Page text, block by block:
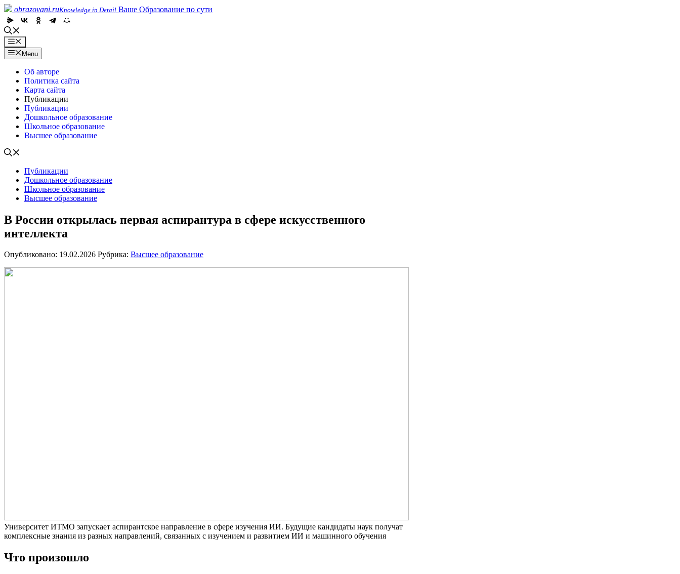
Skip
to
content
obrazovani.ruKnowledge in Detail Ваше Образование по сути
Menu
Menu
Об авторе
Политика сайта
Карта сайта
Публикации
Публикации
Дошкольное образование
Школьное образование
Высшее образование
Публикации
Дошкольное образование
Школьное образование
Высшее образование
В России открылась первая аспирантура в сфере искусственного
интеллекта
Опубликовано: 19.02.2026 Рубрика: Высшее образование
Университет ИТМО запускает аспирантское направление в сфере изучения ИИ. Будущие кандидаты наук получат
комплексные знания из разных направлений, связанных с изучением и развитием ИИ и машинного обучения
Что произошло